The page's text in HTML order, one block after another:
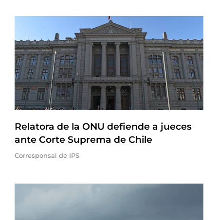
Relatora de la ONU defiende a jueces
ante Corte Suprema de Chile
Corresponsal de IPS